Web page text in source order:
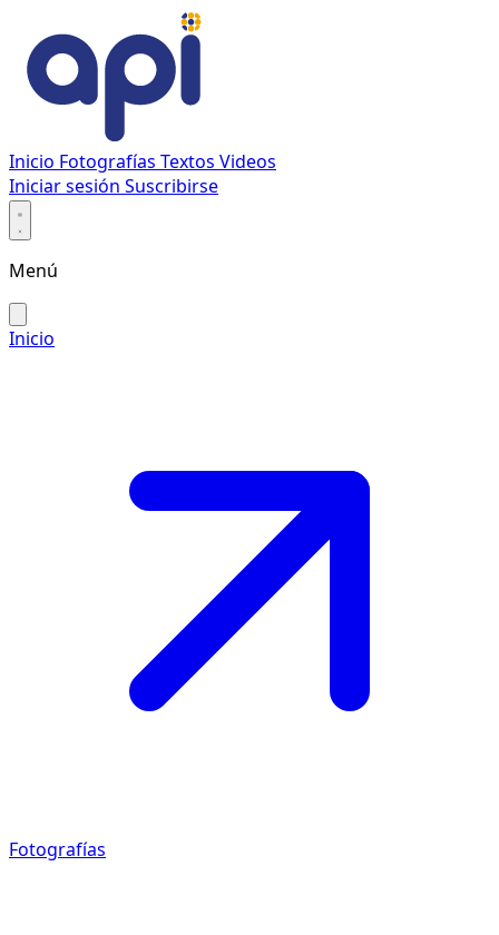
Inicio Fotografías Textos Videos
Iniciar sesión Suscribirse
Menú
Inicio
Fotografías